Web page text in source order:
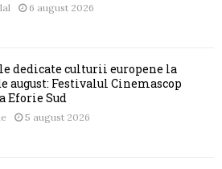
6 august 2026
dedicate culturii europene la
august: Festivalul Cinemascop
Eforie Sud
5 august 2026